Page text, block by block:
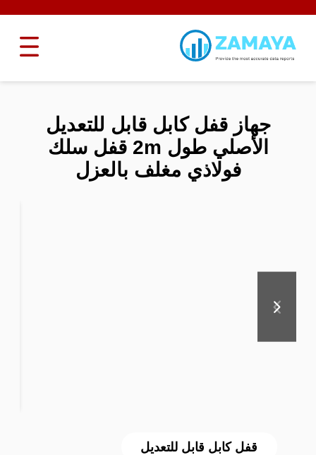
قفل كابل قابل للتعديل
جهاز قفل كابل قابل للتعديل
الأصلي طول 2m قفل سلك
فولاذي مغلف بالعزل